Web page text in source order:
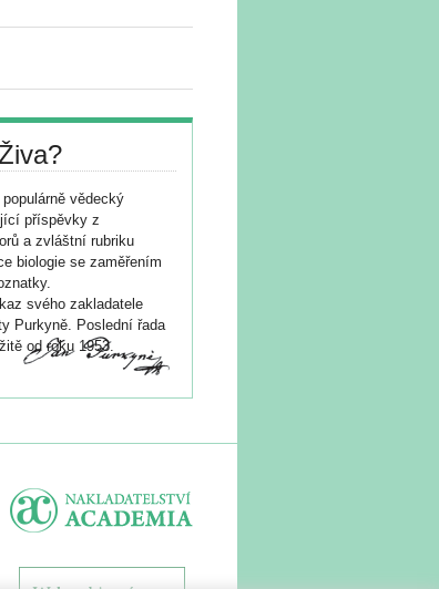
vědecký
příspěvky z
a zvláštní rubriku
biologie se zaměřením
svého zakladatele
Purkyně. Poslední řada
od roku 1953.